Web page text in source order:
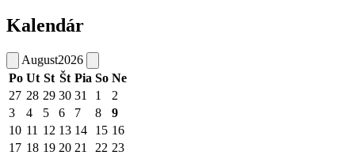
Kalendár
August2026
Po Ut St Št Pia So Ne
27 28 29 30 31 1
2
3
4 5 6 7 8
9
10 11 12 13 14 15 16
17 18 19 20 21 22 23